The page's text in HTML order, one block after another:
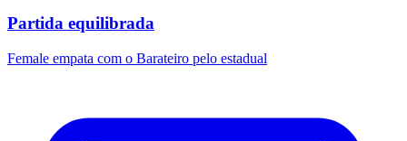
Partida equilibrada
Female empata com o Barateiro pelo estadual